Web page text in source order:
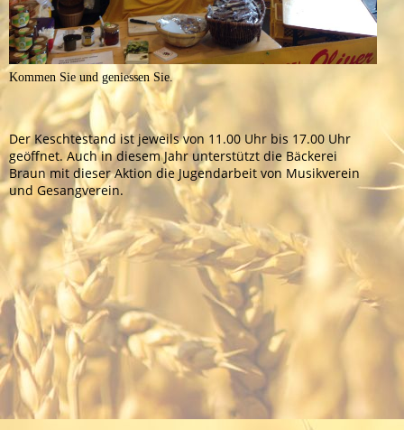
Kommen Sie und geniessen Sie.
Der Keschtestand ist jeweils von 11.00 Uhr bis 17.00 Uhr
geöffnet. Auch in diesem Jahr unterstützt die Bäckerei
Braun mit dieser Aktion die Jugendarbeit von Musikverein
und Gesangverein.